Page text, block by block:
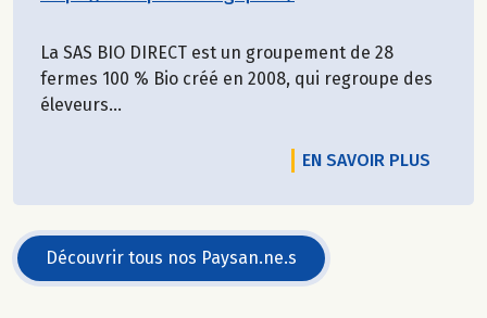
La SAS BIO DIRECT est un groupement de 28
fermes 100 % Bio créé en 2008, qui regroupe des
éleveurs...
EN SAVOIR PLUS
Découvrir tous nos Paysan.ne.s